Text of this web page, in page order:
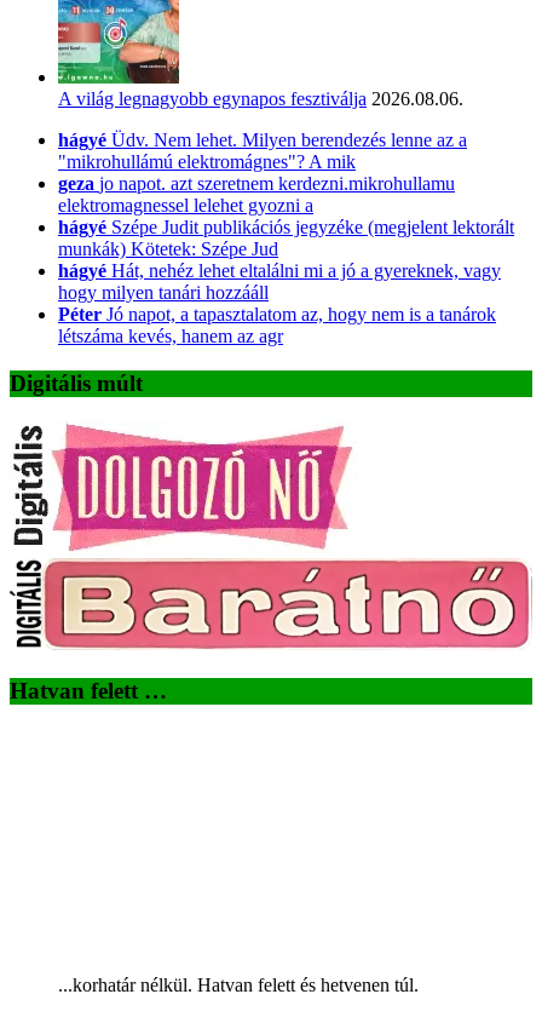
A világ legnagyobb egynapos fesztiválja 2026.08.06.
hágyé Üdv. Nem lehet. Milyen berendezés lenne az a
"mikrohullámú elektromágnes"? A mik
geza jo napot. azt szeretnem kerdezni.mikrohullamu
elektromagnessel lelehet gyozni a
hágyé Szépe Judit publikációs jegyzéke (megjelent lektorált
munkák) Kötetek: Szépe Jud
hágyé Hát, nehéz lehet eltalálni mi a jó a gyereknek, vagy
hogy milyen tanári hozzááll
Péter Jó napot, a tapasztalatom az, hogy nem is a tanárok
létszáma kevés, hanem az agr
Digitális múlt
Hatvan felett …
...korhatár nélkül. Hatvan felett és hetvenen túl.